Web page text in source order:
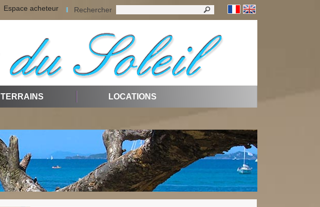
Espace acheteur Rechercher
TERRAINS LOCATIONS